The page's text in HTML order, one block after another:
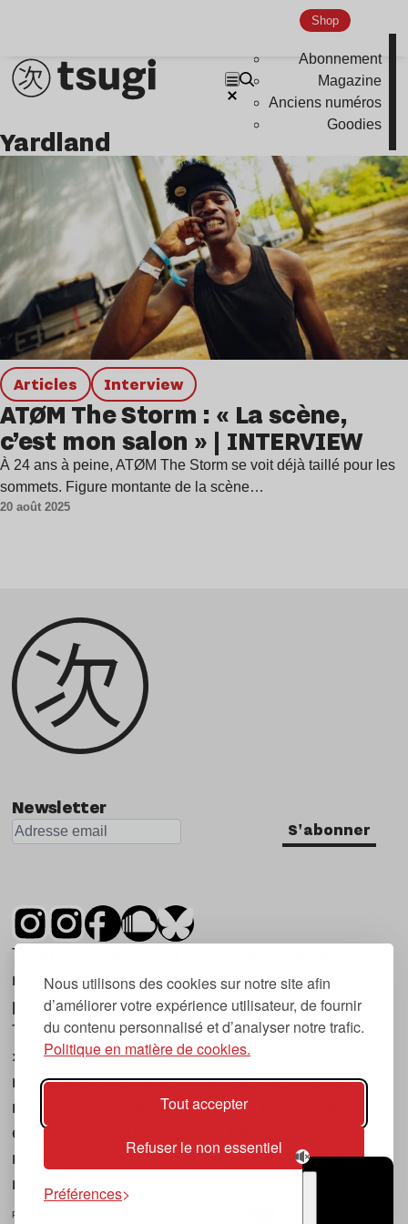
Nous utilisons des cookies sur notre site afin
d’améliorer votre expérience utilisateur, de fournir
du contenu personnalisé et d’analyser notre trafic.
Politique en matière de cookies.
Tout accepter
Refuser le non essentiel
Préférences
Shop
Abonnement
Magazine
Anciens numéros
Goodies
Nu Jazz
Yardland
Articles interview
ATØM The Storm : « La scène,
c’est mon salon » | INTERVIEW
À 24 ans à peine, ATØM The Storm se voit déjà taillé pour les
sommets. Figure montante de la scène…
20 août 2025
Newsletter
S'abonner
Tsugi est un mensuel indépendant sur la
musique et les nouvelles tendances, dont la
première parution date de 2007.
Tsugi en japonais signifie « prochain », « suivant
», ce qui correspond à la thématique du
magazine, à l’affût des nouvelles tendances
musicales, qu’elles viennent de la musique
électronique, du rock ou du hip hop, et des
nouveaux phénomènes de société liés à la
musique.
POLITIQUE DE COOKIES (UE)